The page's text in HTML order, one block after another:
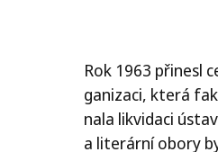
Rok 1963 při­ne­sl
ga­ni­za­ci, kte­rá
na­la likvi­da­ci
a lite­rár­ní obo­ry